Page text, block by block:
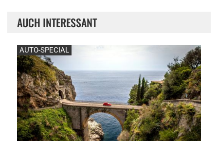
AUCH INTERESSANT
AUTO-SPECIAL